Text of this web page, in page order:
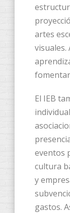
artes
visuales.
El IEB
eventos
cultura
y
gastos.